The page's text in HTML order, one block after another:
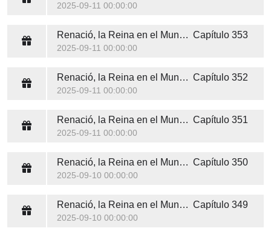
2025-09-11 00:00:00
Renació, la Reina en el Mundo del Entretenimiento Capítulo 353
2025-09-11 00:00:00
Renació, la Reina en el Mundo del Entretenimiento Capítulo 352
2025-09-11 00:00:00
Renació, la Reina en el Mundo del Entretenimiento Capítulo 351
2025-09-11 00:00:00
Renació, la Reina en el Mundo del Entretenimiento Capítulo 350
2025-09-10 00:00:00
Renació, la Reina en el Mundo del Entretenimiento Capítulo 349
2025-09-10 00:00:00